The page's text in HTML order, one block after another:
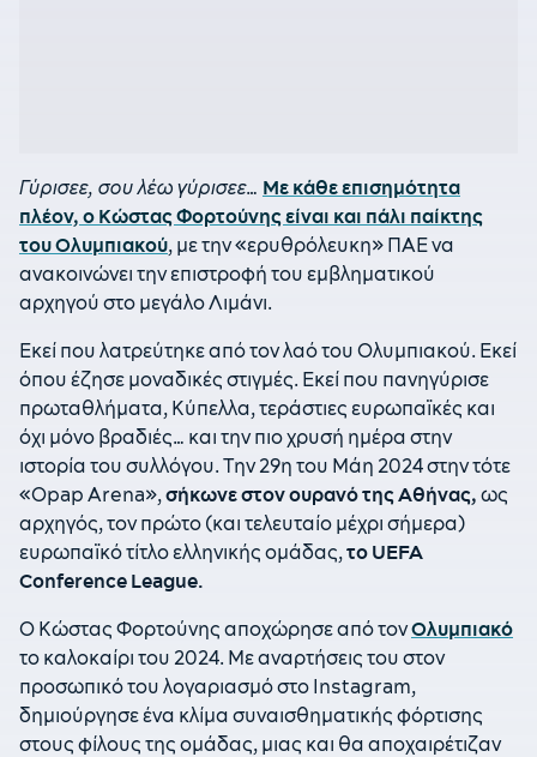
Γύρισεε, σου λέω γύρισεε… Με κάθε επισημότητα
πλέον, ο Κώστας Φορτούνης είναι και πάλι παίκτης
του Ολυμπιακού, με την «ερυθρόλευκη» ΠΑΕ να
ανακοινώνει την επιστροφή του εμβληματικού
αρχηγού στο μεγάλο Λιμάνι.
Εκεί που λατρεύτηκε από τον λαό του Ολυμπιακού. Εκεί
όπου έζησε μοναδικές στιγμές. Εκεί που πανηγύρισε
πρωταθλήματα, Κύπελλα, τεράστιες ευρωπαϊκές και
όχι μόνο βραδιές… και την πιο χρυσή ημέρα στην
ιστορία του συλλόγου. Την 29η του Μάη 2024 στην τότε
«Opap Arena», σήκωνε στον ουρανό της Αθήνας, ως
αρχηγός, τον πρώτο (και τελευταίο μέχρι σήμερα)
ευρωπαϊκό τίτλο ελληνικής ομάδας, το UEFA
Conference League.
Ο Κώστας Φορτούνης αποχώρησε από τονΟλυμπιακό
το καλοκαίρι του 2024. Με αναρτήσεις του στον
προσωπικό του λογαριασμό στο Instagram,
δημιούργησε ένα κλίμα συναισθηματικής φόρτισης
στους φίλους της ομάδας, μιας και θα αποχαιρέτιζαν